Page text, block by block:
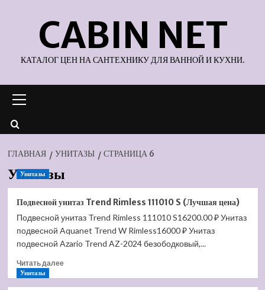
содержимомуCABIN NET
КАТАЛОГ ЦЕН НА САНТЕХНИКУ ДЛЯ ВАННОЙ И КУХНИ.
меню
ГЛАВНАЯ УНИТАЗЫ СТРАНИЦА 6
Унитазы
Унитазы
Подвесной унитаз Trend Rimless 111010 S (Лучшая цена)
Подвесной унитаз Trend Rimless 111010 S16200.00 ₽ Унитаз
подвесной Aquanet Trend W Rimless16000 ₽ Унитаз
подвесной Azario Trend AZ-2024 безободковый,...
Читать далееПрочитать
Унитазы